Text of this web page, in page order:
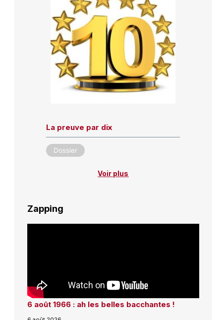
La preuve par dix
Dossier
Voir plus
Zapping
6 août 1966 : ah les belles bacchantes !